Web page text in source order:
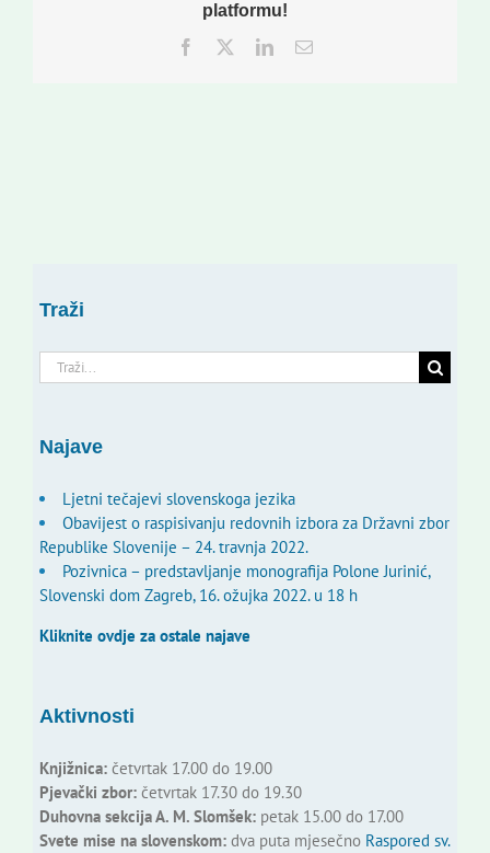
platformu!
Facebook
TwitterLinkedInEmail:
Traži
Traži...
Najave
Ljetni tečajevi slovenskoga jezika
Obavijest o raspisivanju redovnih izbora za Državni zbor
Republike Slovenije – 24. travnja 2022.
Pozivnica – predstavljanje monografija Polone Jurinić,
Slovenski dom Zagreb, 16. ožujka 2022. u 18 h
Kliknite ovdje za ostale najave
Aktivnosti
Knjižnica:četvrtak 17.00 do 19.00
Pjevački zbor:četvrtak 17.30 do 19.30
Duhovna sekcija A. M. Slomšek:petak 15.00 do 17.00
Svete mise na slovenskom:dva puta mjesečno Raspored sv.